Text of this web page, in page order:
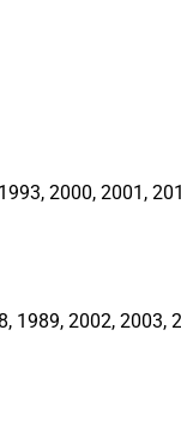
2000, 2001,
1989, 2002, 2003,